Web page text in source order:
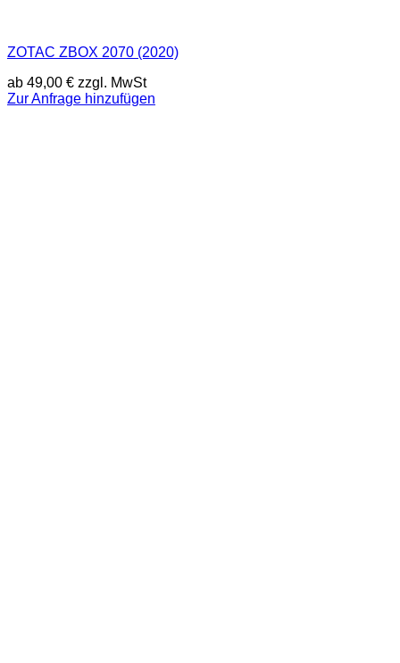
ZOTAC ZBOX 2070 (2020)
ab 49,00 € zzgl. MwSt
Zur Anfrage hinzufügen